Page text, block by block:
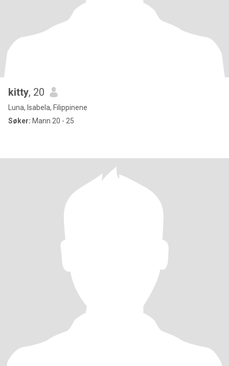
kitty, 20
Luna, Isabela, Filippinene
Søker: Mann 20 - 25